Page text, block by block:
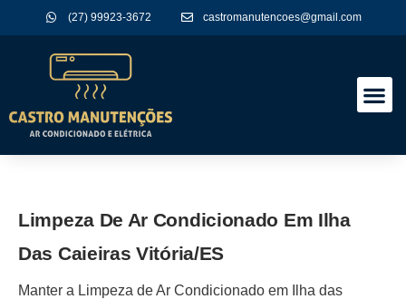
(27) 99923-3672 castromanutencoes@gmail.com
Limpeza De Ar Condicionado Em Ilha
Das Caieiras Vitória/ES
Manter a Limpeza de Ar Condicionado em Ilha das